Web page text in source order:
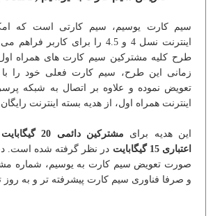
سیم کارت یوسیم، سیم کارتی است که
اینترنت نسل 4 و 4.5 را برای
طرح کلیه مشترکین سیم کارت های همراه اول
زمانی این طرح، سیم کارت فعلی خود را
اینترنت همراه اول، از هدیه بسته اینترنت
این هدیه برای مشترکین دائمی 20 گیگابایت
اعتباری 15 گیگابایت
در نظر گرفته شده است.
صورت تعویض سیم کارت به یوسیم، شماره
و صرفا فناوری سیم کارت پیشرفته تر و به روز